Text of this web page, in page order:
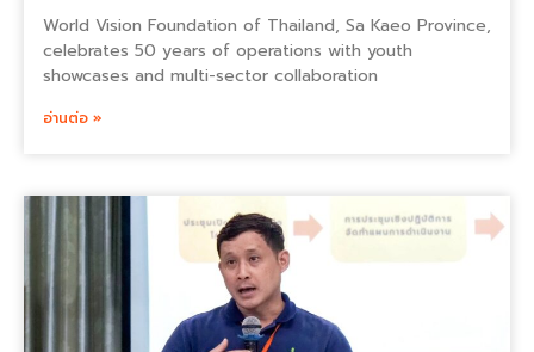
World Vision Foundation of Thailand, Sa Kaeo Province,
celebrates 50 years of operations with youth
showcases and multi-sector collaboration
อ่านต่อ »